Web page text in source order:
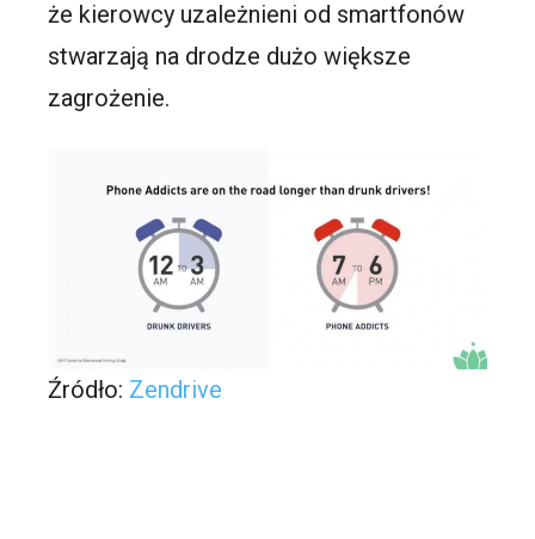
że kierowcy uzależnieni od smartfonów
stwarzają na drodze dużo większe
zagrożenie.
Źródło: Zendrive